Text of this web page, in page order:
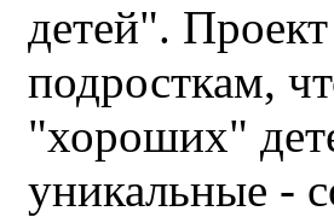
детей".
подросткам,
"хороших"
уникальные -